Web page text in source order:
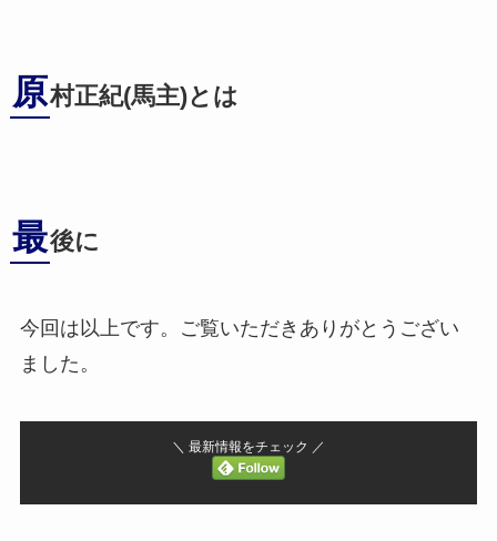
原村正紀(馬主)とは
最後に
今回は以上です。ご覧いただきありがとうござい
ました。
＼ 最新情報をチェック ／